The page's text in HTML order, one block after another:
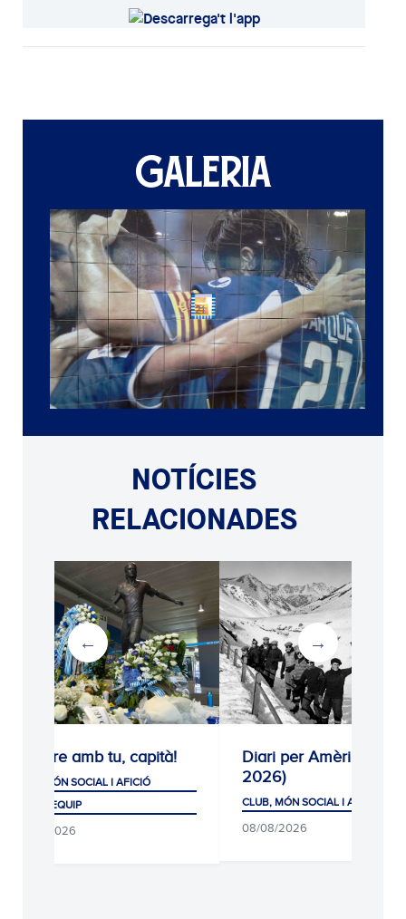
GALERIA
NOTÍCIES
RELACIONADES
Sempre amb tu, capità!
CLUB, MÓN SOCIAL I AFICIÓ
PRIMER EQUIP
08/08/2026
Diari per Amèrica
2026)
CLUB, MÓN SOCIAL I AFICIÓ
08/08/2026